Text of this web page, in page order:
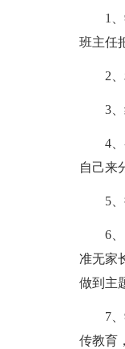
1
班主任
2
3
4
自己来
5
6
准无家
做到主
7
传教育